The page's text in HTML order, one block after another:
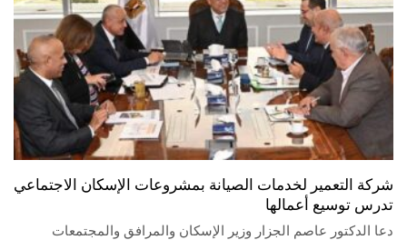
شركة التعمير لخدمات الصيانة بمشروعات الإسكان الاجتماعي
تدرس توسيع أعمالها
دعا الدكتور عاصم الجزار وزير الإسكان والمرافق والمجتمعات